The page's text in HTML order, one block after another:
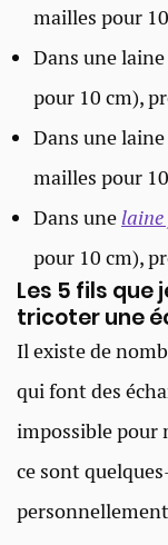
mailles pour
Dans une
pour 10 cm),
Dans une
mailles pour
Dans une laine
pour 10 cm),
Les 5 fils que
tricoter une
Il existe de
qui font des
impossible pour
ce sont